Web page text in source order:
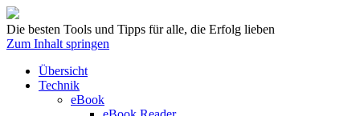
Die besten Tools und Tipps für alle, die Erfolg lieben
Zum Inhalt springen
Übersicht
Technik
eBook